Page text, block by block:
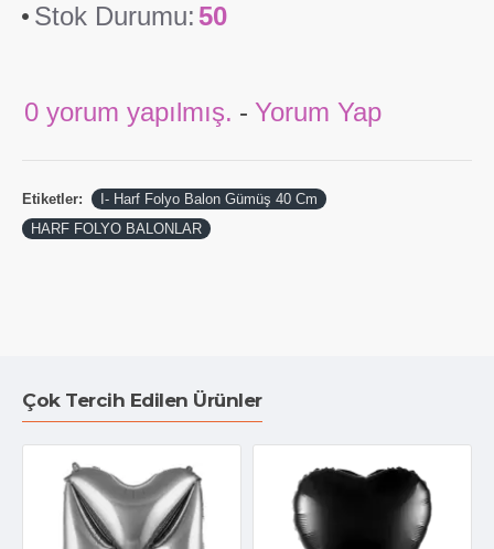
Stok Durumu: 50
0 yorum yapılmış. - Yorum Yap
Etiketler:
I- Harf Folyo Balon Gümüş 40 Cm
HARF FOLYO BALONLAR
Çok Tercih Edilen Ürünler